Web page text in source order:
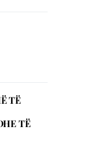
TË
TË